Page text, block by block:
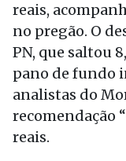
reais,
no pregão. O
PN, que saltou
pano de fundo
analistas do
recomendação
reais.